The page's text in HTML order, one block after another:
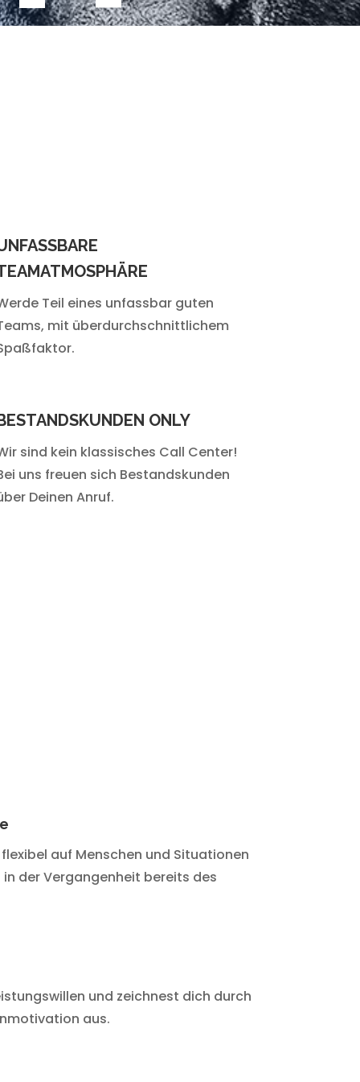
Teil eines unfassbar guten
mit überdurchschnittlichem
ONLY
sind kein klassisches Call Center!
uns freuen sich Bestandskunden
Deinen Anruf.
auf Menschen und Situationen
der Vergangenheit bereits des
und zeichnest dich durch
aus.